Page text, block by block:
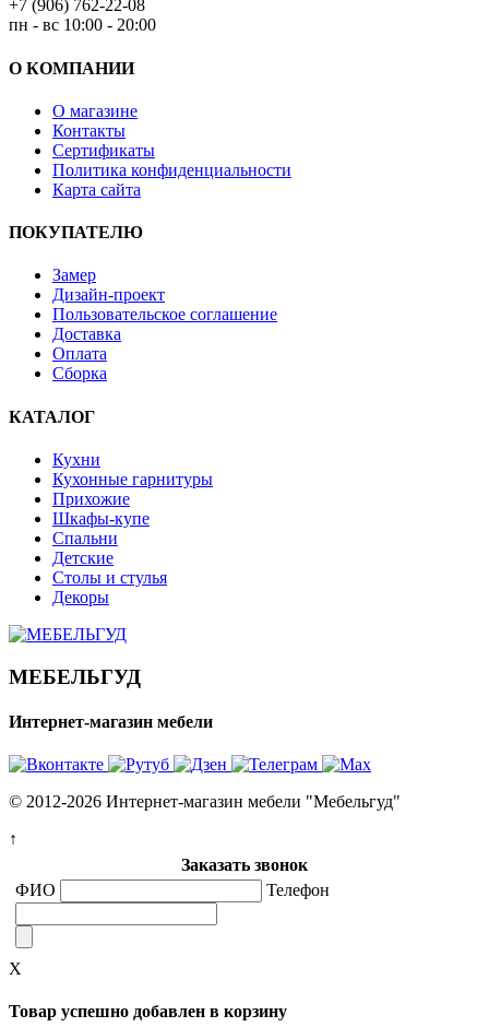
+7 (906) 762-22-08
пн - вс 10:00 - 20:00
О КОМПАНИИ
О магазине
Контакты
Сертификаты
Политика конфиденциальности
Карта сайта
ПОКУПАТЕЛЮ
Замер
Дизайн-проект
Пользовательское соглашение
Доставка
Оплата
Сборка
КАТАЛОГ
Кухни
Кухонные гарнитуры
Прихожие
Шкафы-купе
Спальни
Детские
Столы и стулья
Декоры
МЕБЕЛЬГУД
Интернет-магазин мебели
© 2012-2026 Интернет-магазин мебели "Мебельгуд"
↑
Заказать звонок
ФИО
Телефон
X
Товар успешно добавлен в корзину